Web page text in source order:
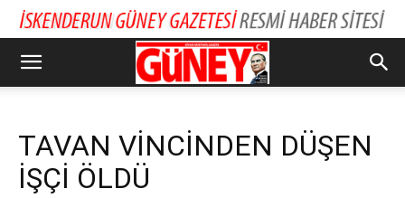
TAVAN VİNCİNDEN DÜŞEN
İŞÇİ ÖLDÜ